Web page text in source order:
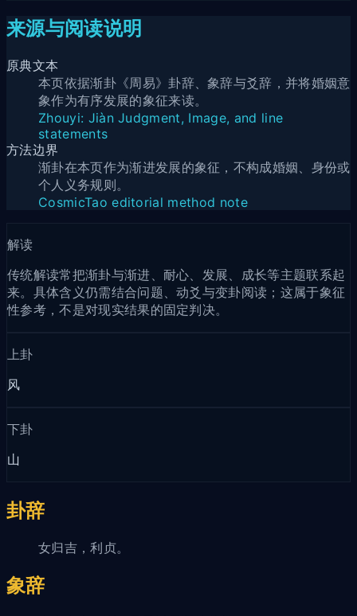
来源与阅读说明
原典文本
本页依据渐卦《周易》卦辞、象辞与爻辞，并将婚姻意
象作为有序发展的象征来读。
Zhouyi: Jiàn Judgment, Image, and line
statements
方法边界
渐卦在本页作为渐进发展的象征，不构成婚姻、身份或
个人义务规则。
CosmicTao editorial method note
解读
传统解读常把渐卦与渐进、耐心、发展、成长等主题联系起
来。具体含义仍需结合问题、动爻与变卦阅读；这属于象征
性参考，不是对现实结果的固定判决。
上卦
风
下卦
山
卦辞
女归吉，利贞。
象辞